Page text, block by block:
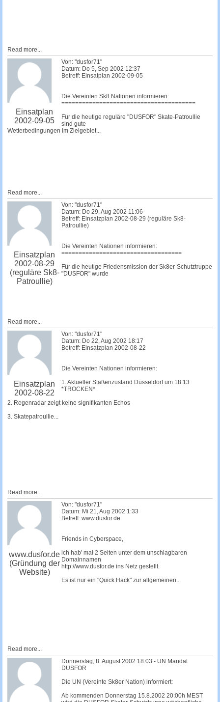
Read more...
Einsatplan
2002-09-05
Von: "dusfor71"
Datum: Do 5, Sep 2002 12:37
Betreff: Einsatplan 2002-09-05
Die Vereinten Sk8 Nationen informieren:
=======================================
Für die heutige reguläre "DUSFOR" Skate-Patroullie
sind gute
Wetterbedingungen im Zielgebiet...
Read more...
Einsatzplan
2002-08-29
(reguläre Sk8-
Patroullie)
Von: "dusfor71"
Datum: Do 29, Aug 2002 11:06
Betreff: Einsatzplan 2002-08-29 (reguläre Sk8-
Patroullie)
Die Vereinten Nationen informieren:
===================================
Für die heutige Friedensmission der Sk8er-Schutztruppe
"DUSFOR" wurde
Read more...
Einsatzplan
2002-08-22
Von: "dusfor71"
Datum: Do 22, Aug 2002 18:17
Betreff: Einsatzplan 2002-08-22
Die Vereinten Nationen informieren:
1. Aktueller Staßenzustand Düsseldorf um 18:13
*TROCKEN*
2. Regenradar zeigt keine signifikanten Echos
3. Skatepatroullie...
Read more...
www.dusfor.de
(Gründung der
Website)
Von: "dusfor71"
Datum: Mi 21, Aug 2002 1:33
Betreff: www.dusfor.de
Friends in Cyberspace,
ich hab' mal 2 Seiten unter dem unschlagbaren
Domainnamen
http://www.dusfor.de ins Netz gestellt.
Es ist nur ein "Quick Hack" zur allgemeinen...
Read more...
Donnerstag, 8. August 2002 18:03 - UN Mandat
DUSFOR
Die UN (Vereinte Sk8er Nation) informiert:
Ab kommenden Donnerstag 15.8.2002 20:00h MEST